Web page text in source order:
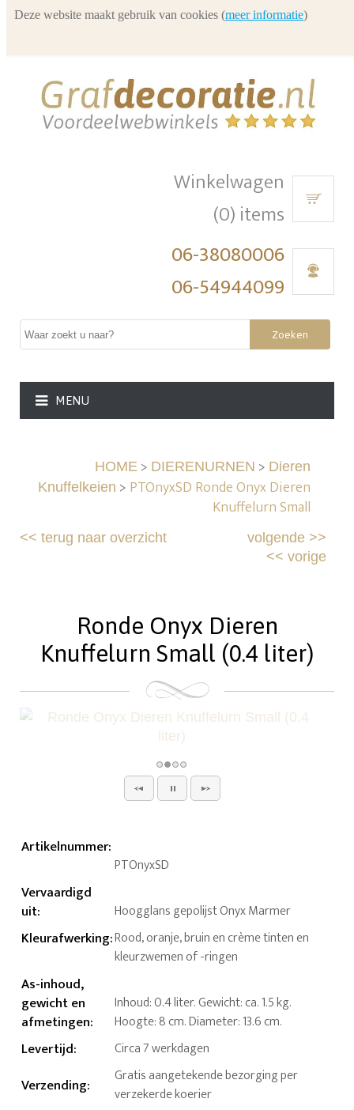
Winkelwagen
(0) items
06-38080006
06-54944099
Zoeken
MENU
HOME> DIERENURNEN > Dieren
Knuffelkeien > PTOnyxSD Ronde Onyx Dieren
Knuffelurn Small
<<terug naar overzicht volgende>>
<< vorige
Ronde Onyx Dieren
Knuffelurn Small (0.4 liter)
Artikelnummer:
PTOnyxSD
Vervaardigd
uit: Hoogglans gepolijst Onyx Marmer
Kleurafwerking:Rood, oranje, bruin en crème tinten en
kleurzwemen of -ringen
As-inhoud,
gewicht en
afmetingen:
Inhoud: 0.4 liter. Gewicht: ca. 1.5 kg.
Hoogte: 8 cm. Diameter: 13.6 cm.
Levertijd: Circa 7 werkdagen
Verzending:
Gratis aangetekende bezorging per
verzekerde koerier
Deze website maakt gebruik van cookies (meer informatie)